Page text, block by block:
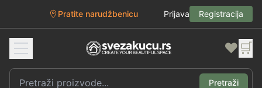
Pratite narudžbenicu Prijava Registracija
❤️ 🛒
Pretraži